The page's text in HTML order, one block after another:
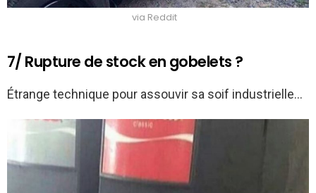
via Reddit
7/ Rupture de stock en gobelets ?
Étrange technique pour assouvir sa soif industrielle…